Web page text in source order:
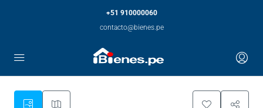
+51 910000060
contacto@bienes.pe